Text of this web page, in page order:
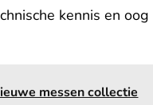
kennis en
messen collectie